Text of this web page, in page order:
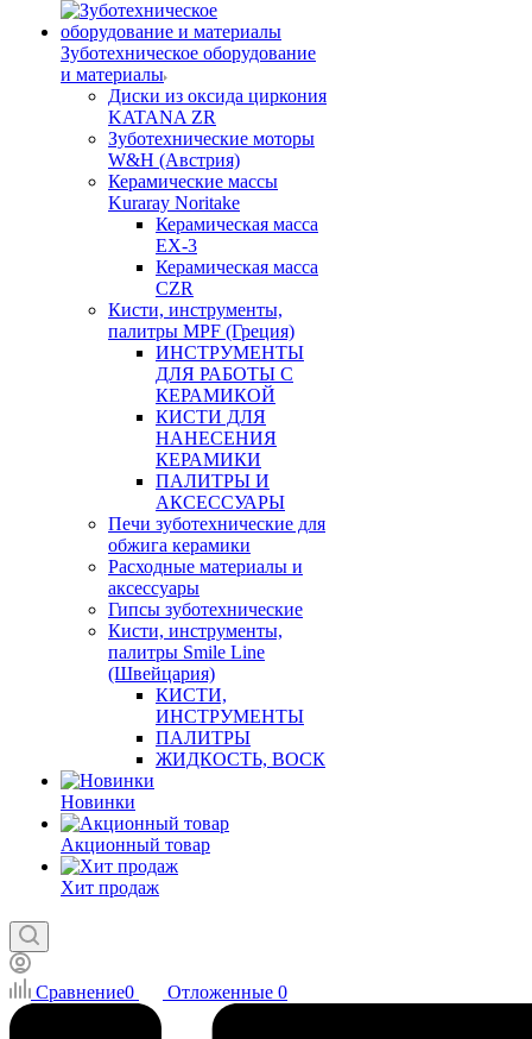
Зуботехническое оборудование
и материалы
Диски из оксида циркония
KATANA ZR
Зуботехнические моторы
W&H (Австрия)
Керамические массы
Kuraray Noritake
Керамическая масса
EX-3
Керамическая масса
CZR
Кисти, инструменты,
палитры MPF (Греция)
ИНСТРУМЕНТЫ
ДЛЯ РАБОТЫ С
КЕРАМИКОЙ
КИСТИ ДЛЯ
НАНЕСЕНИЯ
КЕРАМИКИ
ПАЛИТРЫ И
АКСЕССУАРЫ
Печи зуботехнические для
обжига керамики
Расходные материалы и
аксессуары
Гипсы зуботехнические
Кисти, инструменты,
палитры Smile Line
(Швейцария)
КИСТИ,
ИНСТРУМЕНТЫ
ПАЛИТРЫ
ЖИДКОСТЬ, ВОСК
Новинки
Акционный товар
Хит продаж
Сравнение0 Отложенные 0